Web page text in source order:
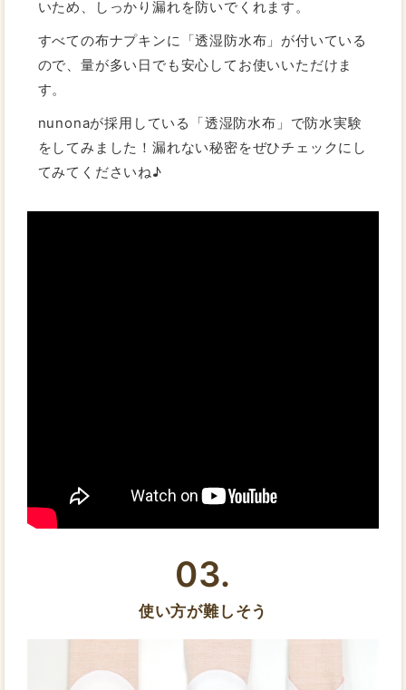
いため、しっかり漏れを防いでくれます。
すべての布ナプキンに「透湿防水布」が付いている
ので、量が多い日でも安心してお使いいただけま
す。
nunonaが採用している「透湿防水布」で防水実験
をしてみました！漏れない秘密をぜひチェックにし
てみてくださいね♪
03.
使い方が難しそう